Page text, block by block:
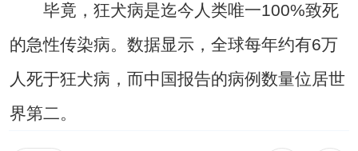
毕竟，狂犬病是迄今人类唯一100%致死
的急性传染病。数据显示，全球每年约有6万
人死于狂犬病，而中国报告的病例数量位居世
界第二。